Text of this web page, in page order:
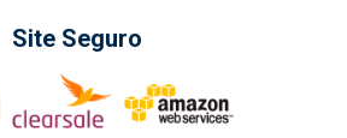
Site Seguro